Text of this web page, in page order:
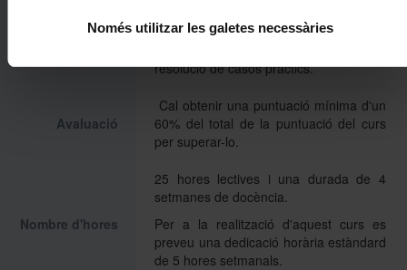
Només utilitzar les galetes necessàries
Metodologia
Tutories actives.
resolució de casos pràctics.
Avaluació
Cal obtenir una puntuació mínima d'un
60% del total de la puntuació del curs
per superar-lo.
Nombre d'hores
25 hores lectives i una durada de 4
setmanes de docència.
Per a la realització d'aquest curs es
preveu una dedicació horària estàndard
de 5 hores setmanals.